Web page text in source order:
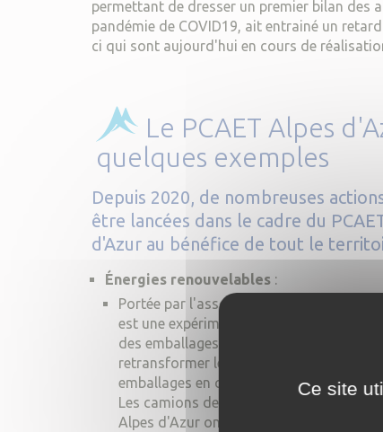
permettant de dresser un premier bilan des
pandémie de COVID19, ait entrainé un
ci qui sont aujourd'hui en cours de
Le PCAET Alpes
quelques exemples
Depuis 2020, de nombreuses
être lancées dans le cadre du
d'Azur au bénéfice de tout le
Énergies renouvelables :
Portée par l'association EarthWake, la
est une expérimentation innovante de
des emballages plastiques. L'objectif est
retransformer le pétrole contenus dans
emballages en carburant pour alimenter
Les camions de collecte des ordures
Alpes d'Azur ont obtenu le droit de rouler
Ce site